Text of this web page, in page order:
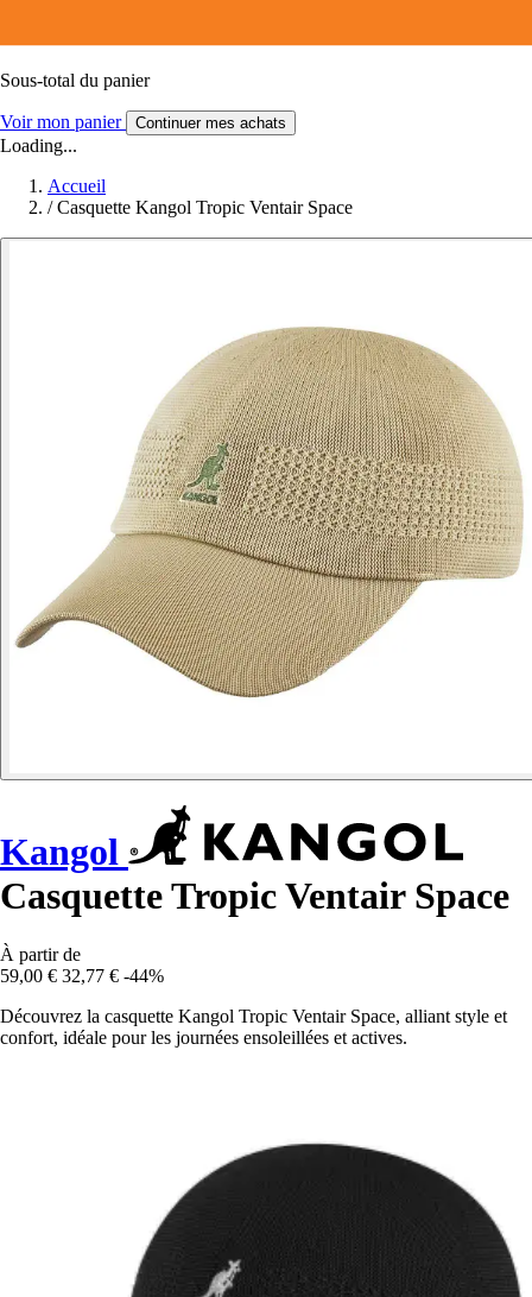
Sous-total du panier
Voir mon panier Continuer mes achats
Loading...
Accueil
/ Casquette Kangol Tropic Ventair Space
Kangol
Casquette Tropic Ventair Space
À partir de
59,00 € 32,77 € -44%
Découvrez la casquette Kangol Tropic Ventair Space, alliant style et
confort, idéale pour les journées ensoleillées et actives.